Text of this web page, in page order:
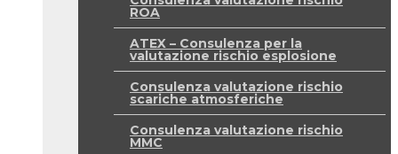
ROA
ATEX – Consulenza per la
valutazione rischio esplosione
Consulenza valutazione rischio
scariche atmosferiche
Consulenza valutazione rischio
MMC